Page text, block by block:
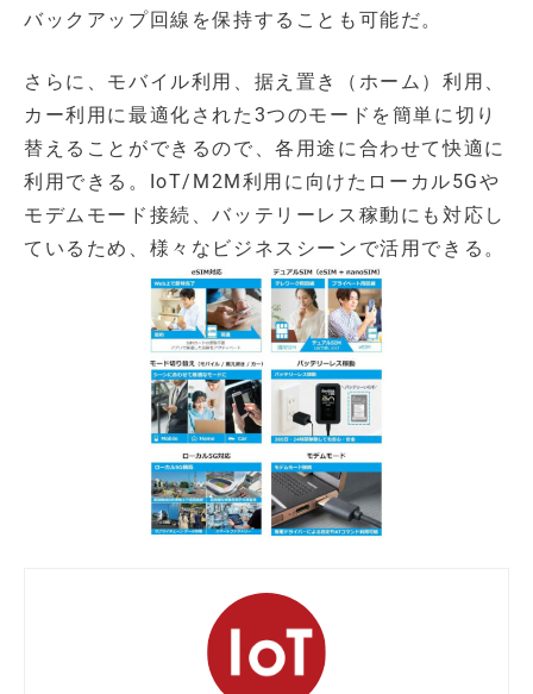
バックアップ回線を保持することも可能だ。
さらに、モバイル利用、据え置き（ホーム）利用、
カー利用に最適化された3つのモードを簡単に切り
替えることができるので、各用途に合わせて快適に
利用できる。IoT/M2M利用に向けたローカル5Gや
モデムモード接続、バッテリーレス稼動にも対応し
ているため、様々なビジネスシーンで活用できる。